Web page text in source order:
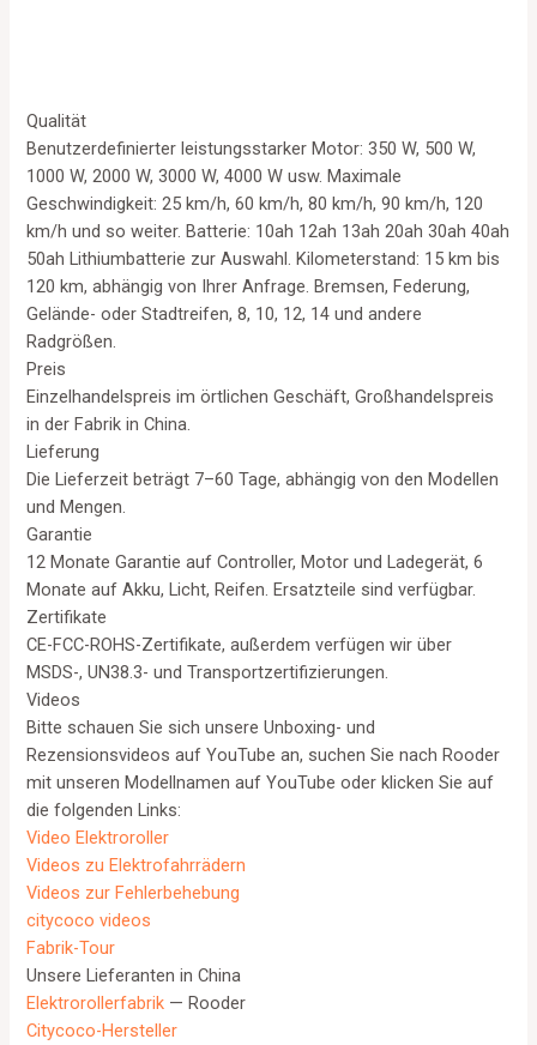
Qualität
Benutzerdefinierter leistungsstarker Motor: 350 W, 500 W,
1000 W, 2000 W, 3000 W, 4000 W usw. Maximale
Geschwindigkeit: 25 km/h, 60 km/h, 80 km/h, 90 km/h, 120
km/h und so weiter. Batterie: 10ah 12ah 13ah 20ah 30ah 40ah
50ah Lithiumbatterie zur Auswahl. Kilometerstand: 15 km bis
120 km, abhängig von Ihrer Anfrage. Bremsen, Federung,
Gelände- oder Stadtreifen, 8, 10, 12, 14 und andere
Radgrößen.
Preis
Einzelhandelspreis im örtlichen Geschäft, Großhandelspreis
in der Fabrik in China.
Lieferung
Die Lieferzeit beträgt 7–60 Tage, abhängig von den Modellen
und Mengen.
Garantie
12 Monate Garantie auf Controller, Motor und Ladegerät, 6
Monate auf Akku, Licht, Reifen. Ersatzteile sind verfügbar.
Zertifikate
CE-FCC-ROHS-Zertifikate, außerdem verfügen wir über
MSDS-, UN38.3- und Transportzertifizierungen.
Videos
Bitte schauen Sie sich unsere Unboxing- und
Rezensionsvideos auf YouTube an, suchen Sie nach Rooder
mit unseren Modellnamen auf YouTube oder klicken Sie auf
die folgenden Links:
Video Elektroroller
Videos zu Elektrofahrrädern
Videos zur Fehlerbehebung
citycoco videos
Fabrik-Tour
Unsere Lieferanten in China
Elektrorollerfabrik — Rooder
Citycoco-Hersteller